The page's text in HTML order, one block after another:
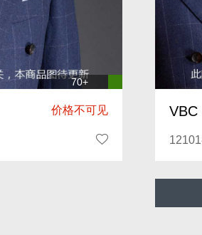
70+
价格不可见 VBC